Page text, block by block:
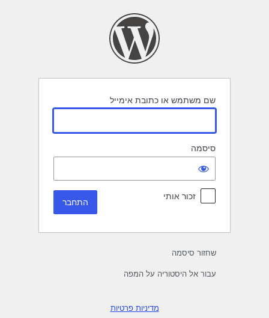
שם משתמש או כתובת אימייל
סיסמה
זכור אותי
שחזור סיסמה
עבור אל היסטוריה על המפה
מדיניות פרטיות